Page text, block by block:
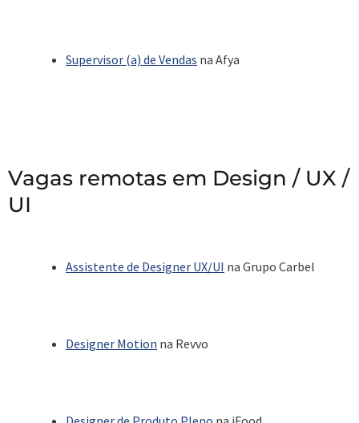
Supervisor (a) de Vendas na Afya
Vagas remotas em Design / UX /
UI
Assistente de Designer UX/UI na Grupo Carbel
Designer Motion na Revvo